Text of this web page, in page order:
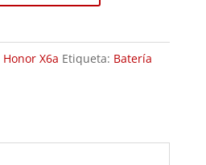
Honor X6a Etiqueta: Batería